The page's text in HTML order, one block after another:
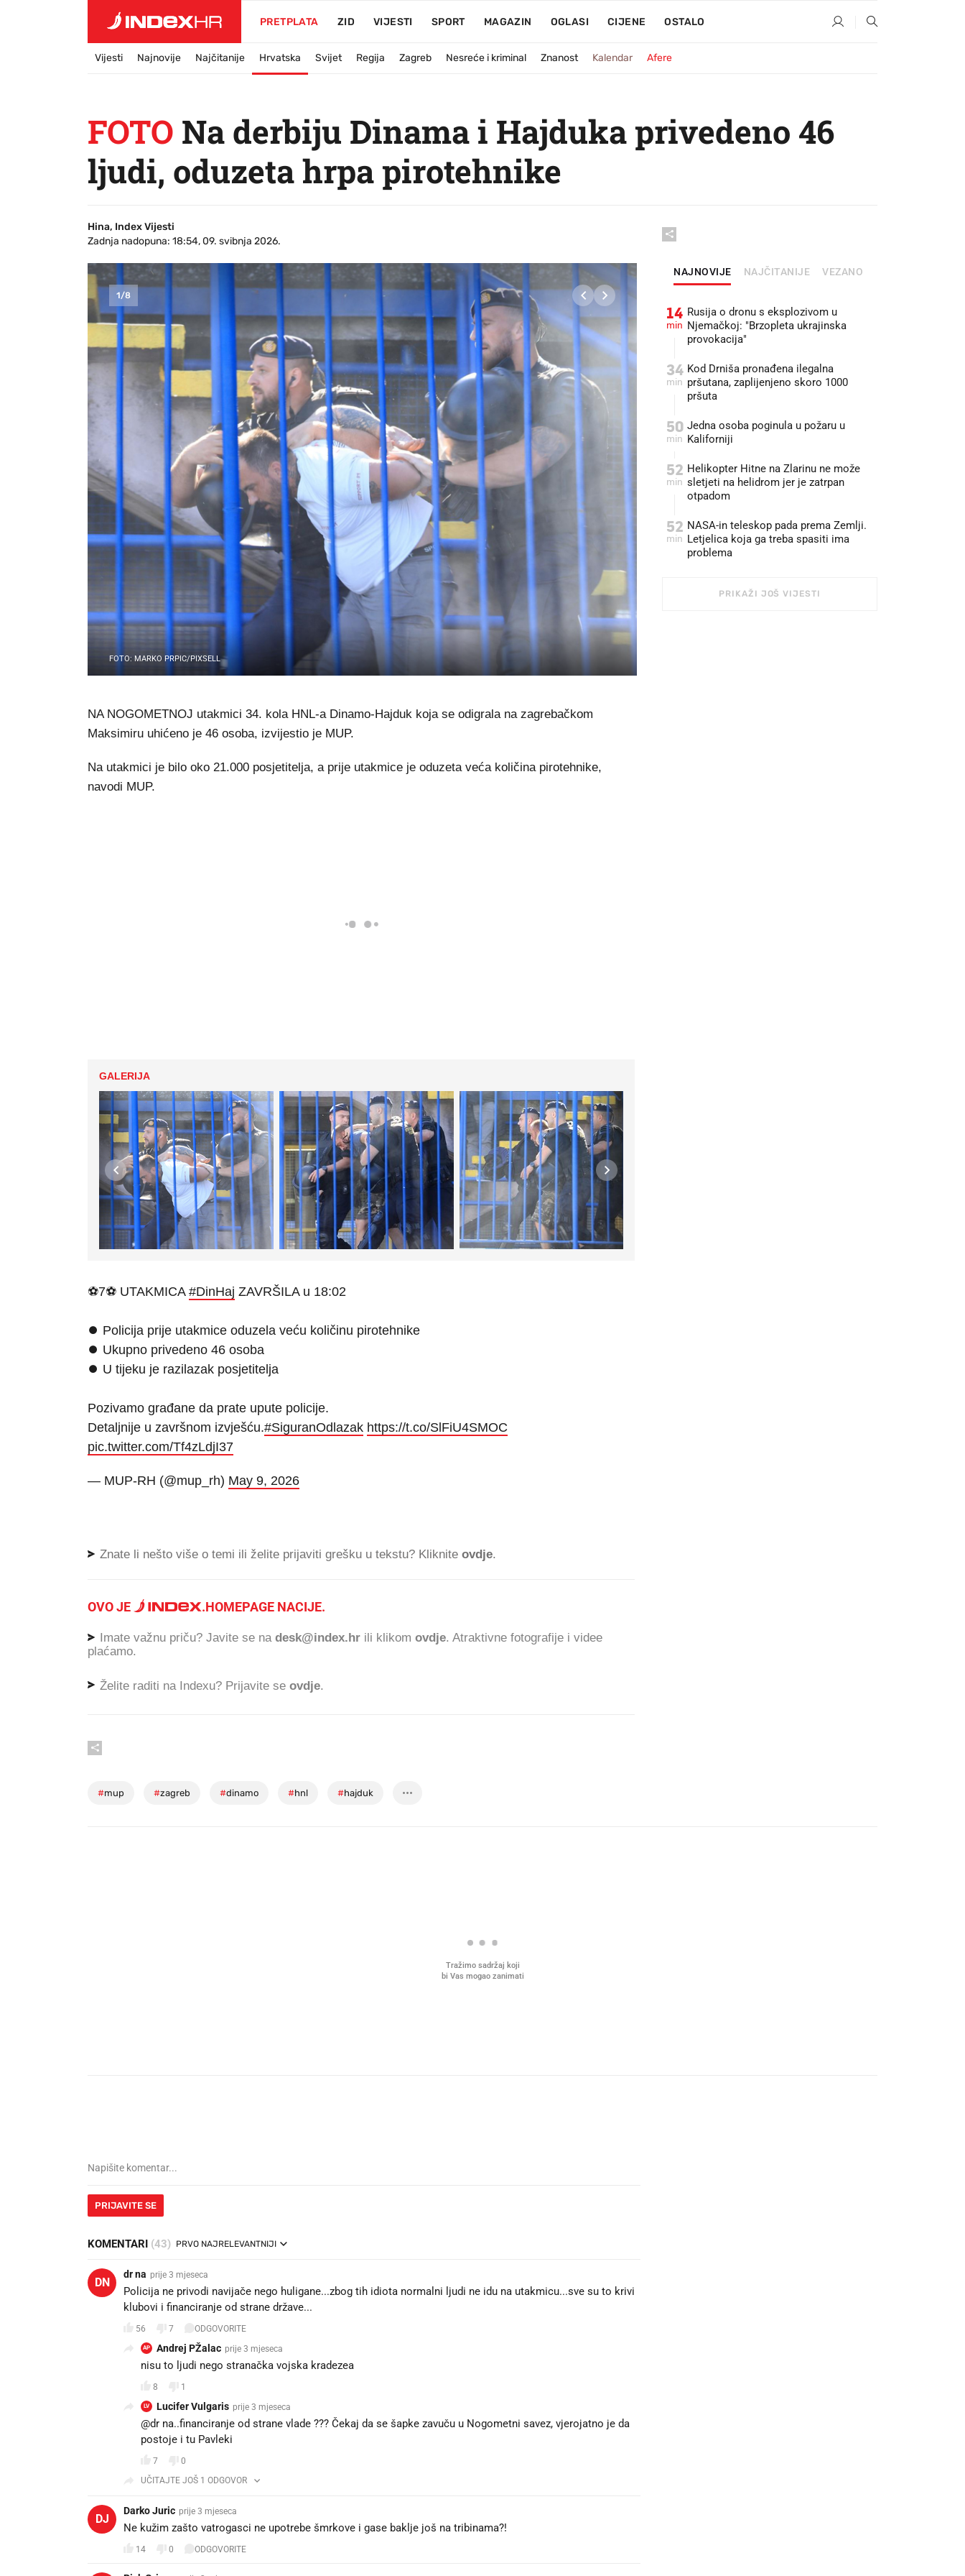
PRETPLATA ZID VIJESTI SPORT MAGAZIN OGLASI CIJENE OSTALO
Vijesti Najnovije Najčitanije Hrvatska Svijet Regija Zagreb Nesreće i kriminal Znanost Kalendar Afere
FOTO Na derbiju Dinama i Hajduka privedeno 46
ljudi, oduzeta hrpa pirotehnike
Hina, Index Vijesti
Zadnja nadopuna: 18:54, 09. svibnja 2026.
1/8
FOTO: MARKO PRPIC/PIXSELL
NA NOGOMETNOJ utakmici 34. kola HNL-a Dinamo-Hajduk koja se odigrala na zagrebačkom
Maksimiru uhićeno je 46 osoba, izvijestio je MUP.
Na utakmici je bilo oko 21.000 posjetitelja, a prije utakmice je oduzeta veća količina pirotehnike,
navodi MUP.
GALERIJA
⚽️7⚽️ UTAKMICA #DinHaj ZAVRŠILA u 18:02
⏺️ Policija prije utakmice oduzela veću količinu pirotehnike
⏺️ Ukupno privedeno 46 osoba
⏺️ U tijeku je razilazak posjetitelja
Pozivamo građane da prate upute policije.
Detaljnije u završnom izvješću.#SiguranOdlazak https://t.co/SlFiU4SMOC
pic.twitter.com/Tf4zLdjI37
— MUP-RH (@mup_rh) May 9, 2026
Znate li nešto više o temi ili želite prijaviti grešku u tekstu? Kliknite ovdje.
OVO JE .HOMEPAGE NACIJE.
Imate važnu priču? Javite se na desk@index.hr ili klikom ovdje. Atraktivne fotografije i videe
plaćamo.
Želite raditi na Indexu? Prijavite se ovdje.
#mup #zagreb #dinamo #hnl #hajduk
NAJNOVIJE NAJČITANIJE VEZANO
14
min
Rusija o dronu s eksplozivom u
Njemačkoj: "Brzopleta ukrajinska
provokacija"
34
min
Kod Drniša pronađena ilegalna
pršutana, zaplijenjeno skoro 1000
pršuta
50
min
Jedna osoba poginula u požaru u
Kaliforniji
52
min
Helikopter Hitne na Zlarinu ne može
sletjeti na helidrom jer je zatrpan
otpadom
52
min
NASA-in teleskop pada prema Zemlji.
Letjelica koja ga treba spasiti ima
problema
PRIKAŽI JOŠ VIJESTI
Tražimo sadržaj koji
bi Vas mogao zanimati
PRIJAVITE SE
KOMENTARI (43) PRVO NAJRELEVANTNIJI
DN
dr na prije 3 mjeseca
Policija ne privodi navijače nego huligane...zbog tih idiota normalni ljudi ne idu na utakmicu...sve su to krivi
klubovi i financiranje od strane države...
56 7 ODGOVORITE
AP Andrej PŽalac prije 3 mjeseca
nisu to ljudi nego stranačka vojska kradezea
8 1
LV Lucifer Vulgaris prije 3 mjeseca
@dr na..financiranje od strane vlade ??? Čekaj da se šapke zavuču u Nogometni savez, vjerojatno je da
postoje i tu Pavleki
7
0
UČITAJTE JOŠ 1 ODGOVOR
DJ
Darko Juric prije 3 mjeseca
Ne kužim zašto vatrogasci ne upotrebe šmrkove i gase baklje još na tribinama?!
14 0 ODGOVORITE